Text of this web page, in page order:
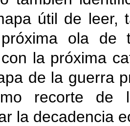
útil de leer,
ola de
la próxima
de la guerra
recorte de
la decadencia